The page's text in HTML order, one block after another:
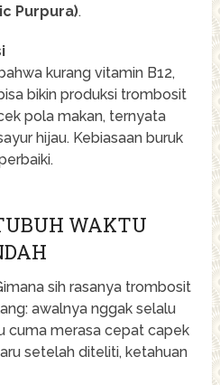
Purpura).
kurang vitamin B12,
bikin produksi trombosit
pola makan, ternyata
hijau. Kebiasaan buruk
WAKTU
sih rasanya trombosit
awalnya nggak selalu
cuma merasa cepat capek
setelah diteliti, ketahuan